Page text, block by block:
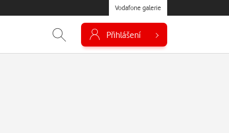
Vodafone galerie
Přihlášení